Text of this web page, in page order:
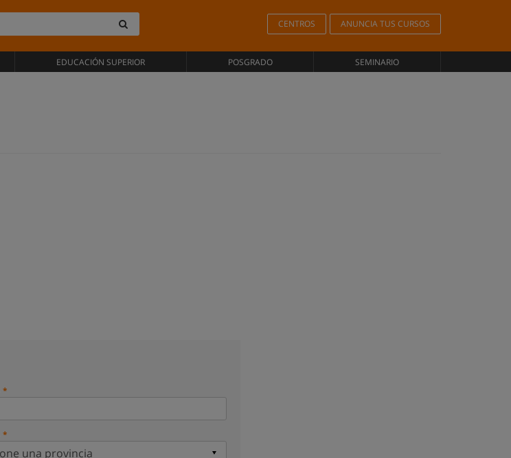
CENTROS ANUNCIA TUS CURSOS
EDUCACIÓN SUPERIOR POSGRADO SEMINARIO